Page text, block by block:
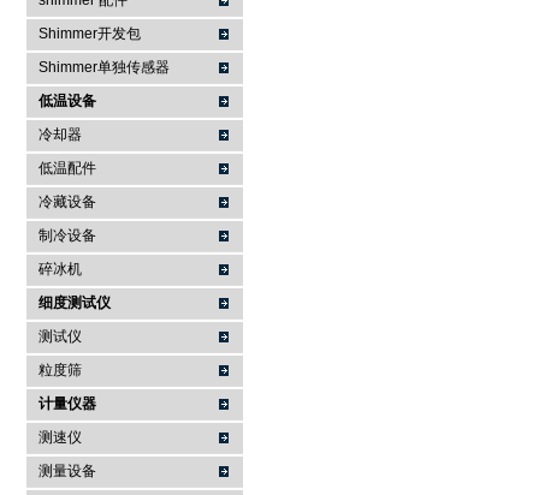
Shimmer开发包
Shimmer单独传感器
低温设备
冷却器
低温配件
冷藏设备
制冷设备
碎冰机
细度测试仪
测试仪
粒度筛
计量仪器
测速仪
测量设备